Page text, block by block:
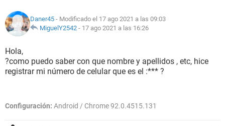
Daner45 - Modificado el 17 ago 2021 a las 09:03
MiguelY2542 - 17 ago 2021 a las 16:26
Hola,
?como puedo saber con que nombre y apellidos , etc, hice
registrar mi número de celular que es el :*** ?
Configuración: Android / Chrome 92.0.4515.131